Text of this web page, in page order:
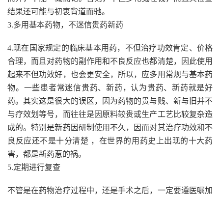
结果还可能与初衷背道而驰。
3.多用基本药物，不迷信贵药新药
4.现在国家规定的临床基本用药，不但治疗功效肯定、价格
合理，而且对药物的副作用和不良反应也都清楚，因此使用
起来不但功效好，也会更安全，所以，应多用常规与基本药
物。一些患者常迷信贵药、新药，认为贵药、新药就是好
药。其实这是很大的误区，因为药物的贵与贱、新与旧并不
与疗效划等号，而往往是因原料较贵或生产工艺比较复杂造
成的。特别是新药因研制使用不久，因而对其治疗功效和不
良反应还不是十分清楚 ，在世界的用药史上出现的十大药
害，都是新药惹的祸。
5.定期进行复查
不管是在药物治疗过程中，还是手术之后，一定要遵医嘱加